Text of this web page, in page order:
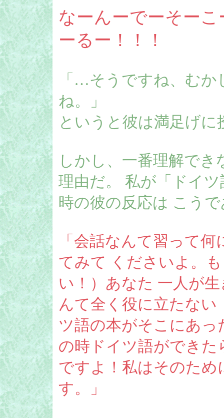
なーんーでーそー
ーるー！！！
「…そうですね、む
ね。」
というと彼は満足げ
しかし、一番理解で
理由だ。 私が「ドイ
時の彼の反応は こう
「会話なんて習って
てみて くださいよ。
い！）あなた 一人が
んて全く役に立たな
ツ語の本がそこにあ
の時ドイツ語ができ
ですよ！私はそのた
す。」